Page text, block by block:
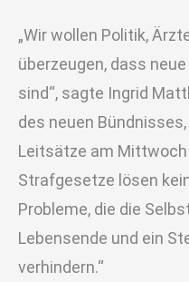
„Wir wollen Politik,
überzeugen, dass
sind“, sagte Ingrid
des neuen
Leitsätze am Mittwoch
Strafgesetze lösen
Probleme, die die
Lebensende und ein
verhindern.“